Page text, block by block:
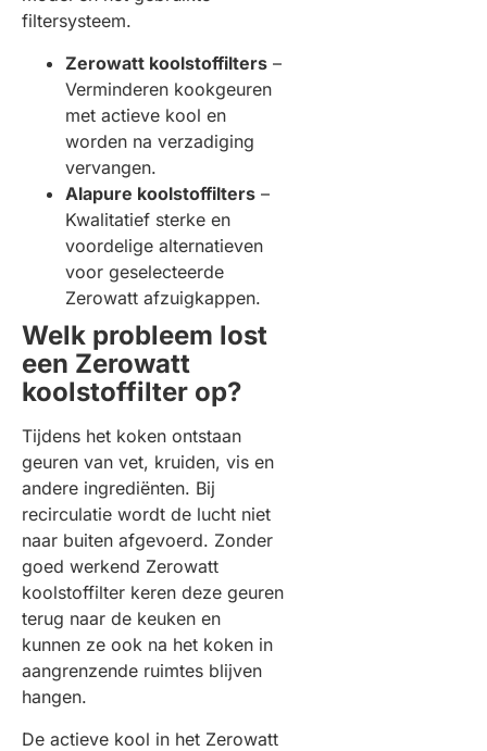
filtersysteem.
Zerowatt koolstoffilters –
Verminderen kookgeuren
met actieve kool en
worden na verzadiging
vervangen.
Alapure koolstoffilters –
Kwalitatief sterke en
voordelige alternatieven
voor geselecteerde
Zerowatt afzuigkappen.
Welk probleem lost
een Zerowatt
koolstoffilter op?
Tijdens het koken ontstaan
geuren van vet, kruiden, vis en
andere ingrediënten. Bij
recirculatie wordt de lucht niet
naar buiten afgevoerd. Zonder
goed werkend Zerowatt
koolstoffilter keren deze geuren
terug naar de keuken en
kunnen ze ook na het koken in
aangrenzende ruimtes blijven
hangen.
De actieve kool in het Zerowatt